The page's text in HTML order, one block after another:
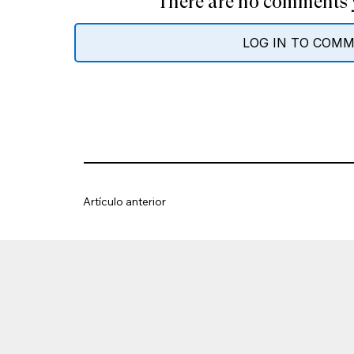
LOG IN TO
Artículo anterior